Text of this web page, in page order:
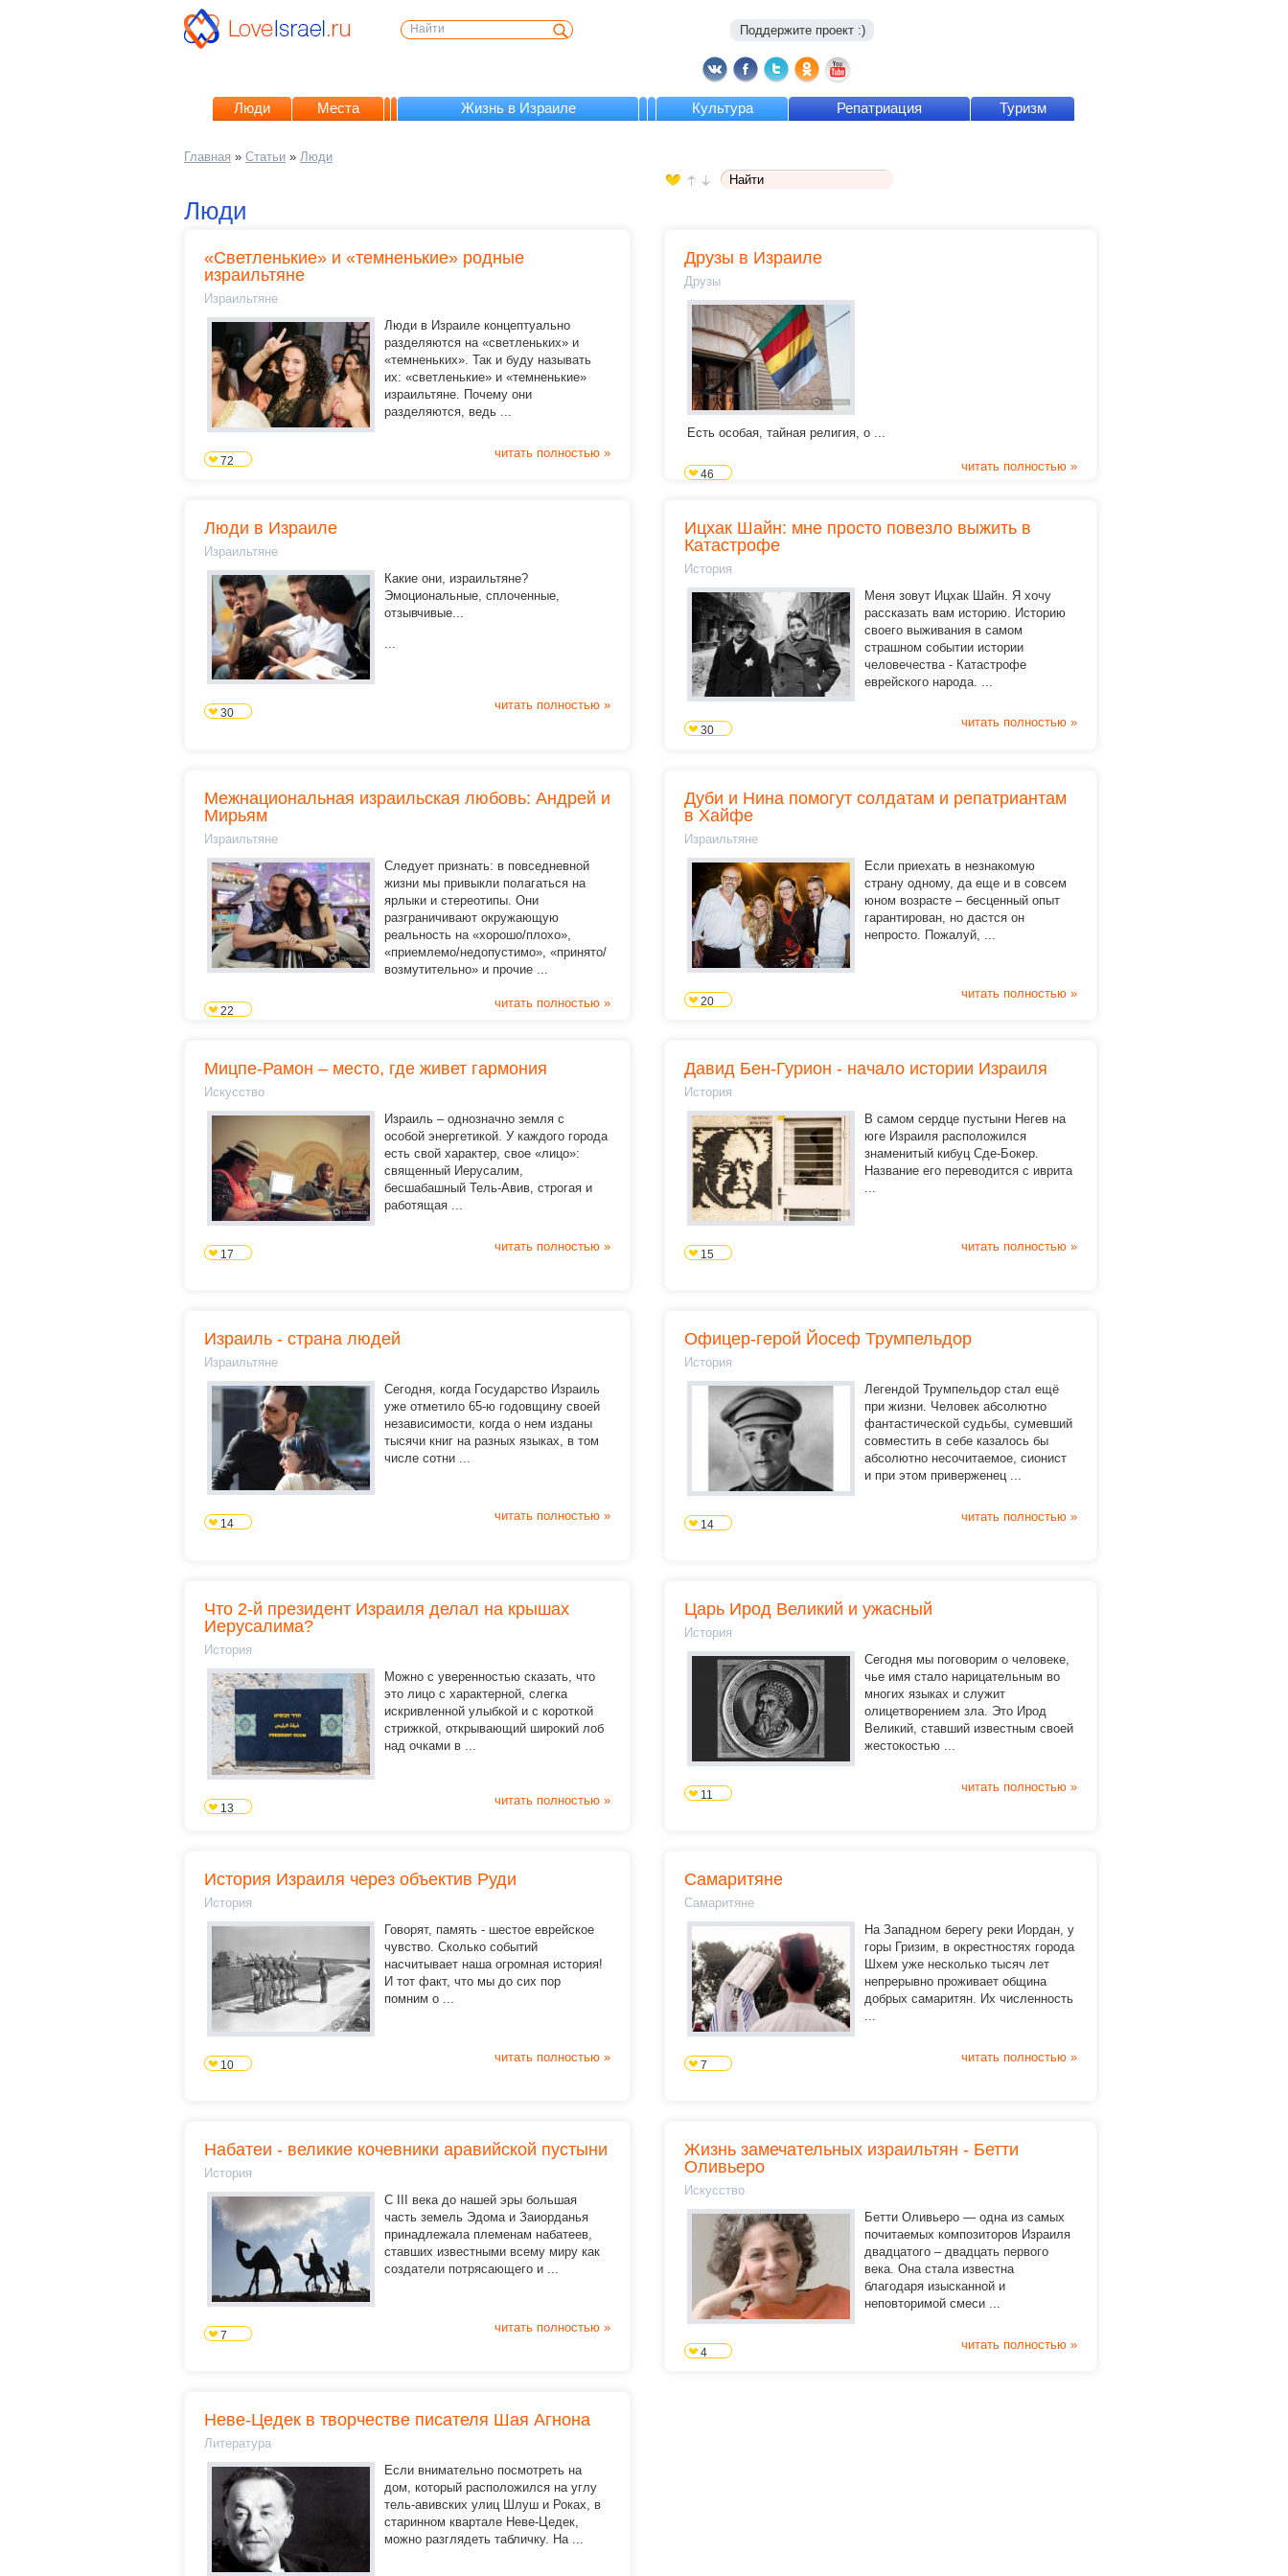
Поддержите проект :)
Люди Места Жизнь в Израиле Культура Репатриация Туризм
Главная » Статьи » Люди
Люди
«Светленькие» и «темненькие» родные
израильтяне
Израильтяне
Люди в Израиле концептуально
разделяются на «светленьких» и
«темненьких». Так и буду называть
их: «светленькие» и «темненькие»
израильтяне. Почему они
разделяются, ведь ...
72
читать полностью »
Друзы в Израиле
Друзы
Есть особая, тайная религия, о ...
46
читать полностью »
Люди в Израиле
Израильтяне
Какие они, израильтяне?
Эмоциональные, сплоченные,
отзывчивые...
...
30
читать полностью »
Ицхак Шайн: мне просто повезло выжить в
Катастрофе
История
Меня зовут Ицхак Шайн. Я хочу
рассказать вам историю. Историю
своего выживания в самом
страшном событии истории
человечества - Катастрофе
еврейского народа. ...
30
читать полностью »
Межнациональная израильская любовь: Андрей и
Мирьям
Израильтяне
Следует признать: в повседневной
жизни мы привыкли полагаться на
ярлыки и стереотипы. Они
разграничивают окружающую
реальность на «хорошо/плохо»,
«приемлемо/недопустимо», «принято/
возмутительно» и прочие ...
22
читать полностью »
Дуби и Нина помогут солдатам и репатриантам
в Хайфе
Израильтяне
Если приехать в незнакомую
страну одному, да еще и в совсем
юном возрасте – бесценный опыт
гарантирован, но дастся он
непросто. Пожалуй, ...
20
читать полностью »
Мицпе-Рамон – место, где живет гармония
Искусство
Израиль – однозначно земля с
особой энергетикой. У каждого города
есть свой характер, свое «лицо»:
священный Иерусалим,
бесшабашный Тель-Авив, строгая и
работящая ...
17
читать полностью »
Давид Бен-Гурион - начало истории Израиля
История
В самом сердце пустыни Негев на
юге Израиля расположился
знаменитый кибуц Сде-Бокер.
Название его переводится с иврита
...
15
читать полностью »
Израиль - страна людей
Израильтяне
Сегодня, когда Государство Израиль
уже отметило 65-ю годовщину своей
независимости, когда о нем изданы
тысячи книг на разных языках, в том
числе сотни ...
14
читать полностью »
Офицер-герой Йосеф Трумпельдор
История
Легендой Трумпельдор стал ещё
при жизни. Человек абсолютно
фантастической судьбы, сумевший
совместить в себе казалось бы
абсолютно несочитаемое, сионист
и при этом приверженец ...
14
читать полностью »
Что 2-й президент Израиля делал на крышах
Иерусалима?
История
Можно с уверенностью сказать, что
это лицо с характерной, слегка
искривленной улыбкой и с короткой
стрижкой, открывающий широкий лоб
над очками в ...
13
читать полностью »
Царь Ирод Великий и ужасный
История
Сегодня мы поговорим о человеке,
чье имя стало нарицательным во
многих языках и служит
олицетворением зла. Это Ирод
Великий, ставший известным своей
жестокостью ...
11
читать полностью »
История Израиля через объектив Руди
История
Говорят, память - шестое еврейское
чувство. Сколько событий
насчитывает наша огромная история!
И тот факт, что мы до сих пор
помним о ...
10
читать полностью »
Самаритяне
Самаритяне
На Западном берегу реки Иордан, у
горы Гризим, в окрестностях города
Шхем уже несколько тысяч лет
непрерывно проживает община
добрых самаритян. Их численность
...
7
читать полностью »
Набатеи - великие кочевники аравийской пустыни
История
С III века до нашей эры большая
часть земель Эдома и Заиорданья
принадлежала племенам набатеев,
ставших известными всему миру как
создатели потрясающего и ...
7
читать полностью »
Жизнь замечательных израильтян - Бетти
Оливьеро
Искусство
Бетти Оливьеро — одна из самых
почитаемых композиторов Израиля
двадцатого – двадцать первого
века. Она стала известна
благодаря изысканной и
неповторимой смеси ...
4
читать полностью »
​Неве-Цедек в творчестве писателя Шая Агнона
Литература
Если внимательно посмотреть на
дом, который расположился на углу
тель-авивских улиц Шлуш и Роках, в
старинном квартале Неве-Цедек,
можно разглядеть табличку. На ...